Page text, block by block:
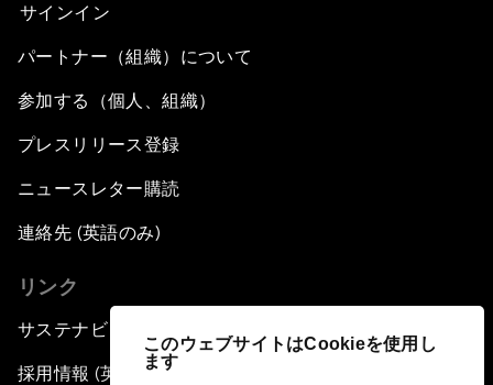
このウェブサイトはCookieを使用し
ます
サインイン
パートナー（組織）について
参加する（個人、組織）
プレスリリース登録
ニュースレター購読
連絡先 (英語のみ)
リンク
サステナビリティへの取り組み
採用情報 (英語のみ)